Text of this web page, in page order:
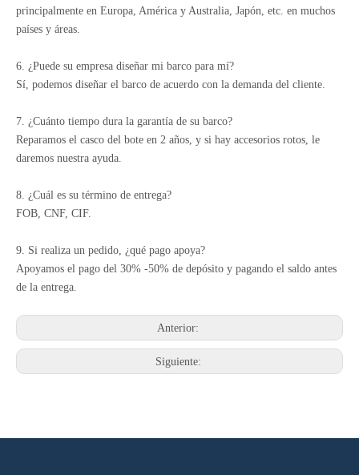
principalmente en Europa, América y Australia, Japón, etc. en muchos
países y áreas.
6. ¿Puede su empresa diseñar mi barco para mí?
Sí, podemos diseñar el barco de acuerdo con la demanda del cliente.
7. ¿Cuánto tiempo dura la garantía de su barco?
Reparamos el casco del bote en 2 años, y si hay accesorios rotos, le
daremos nuestra ayuda.
8. ¿Cuál es su término de entrega?
FOB, CNF, CIF.
9. Si realiza un pedido, ¿qué pago apoya?
Apoyamos el pago del 30% -50% de depósito y pagando el saldo antes
de la entrega.
Anterior:
Siguiente: